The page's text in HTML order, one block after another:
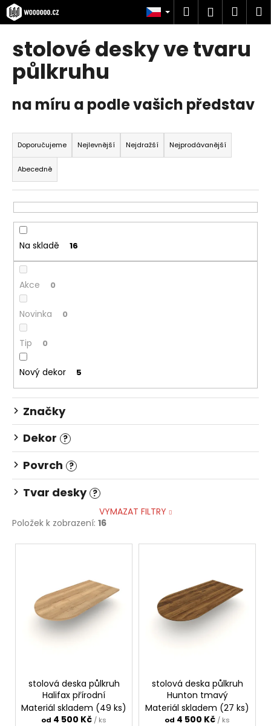
Přejít
na
obsah
Hledat
stolové desky ve tvaru
půlkruhu
na míru a podle vašich představ
Ř
a
z
e
n
í
p
o
d
u
k
ů
Doporučujeme Nejlevnější Nejdražší Nejprodávanější
Abecedně
Na skladě 16
Akce 0
Novinka 0
Tip 0
Nový dekor 5
Značky
Dekor ?
Povrch ?
Tvar desky ?
VYMAZAT FILTRY
Položek k zobrazení: 16
V
stolová deska půlkruh
Halifax přírodní
Materiál skladem (49 ks)
od 4 500 Kč / ks
stolová deska půlkruh
Hunton tmavý
Materiál skladem (27 ks)
od 4 500 Kč / ks
K
o
C
o
p
o
t
ř
e
b
u
j
e
e
n
a
?
D
o
p
r
u
č
PŘÍRODNÍ
380
Kč